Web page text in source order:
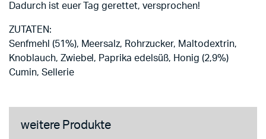
Dadurch ist euer Tag gerettet, versprochen!
ZUTATEN:
Senfmehl (51%), Meersalz, Rohrzucker, Maltodextrin,
Knoblauch, Zwiebel, Paprika edelsüß, Honig (2,9%)
Cumin, Sellerie
weitere Produkte